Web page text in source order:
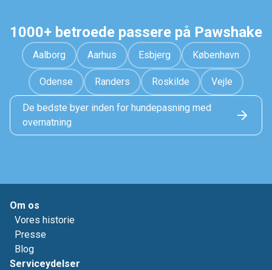
1000+ betroede passere på Pawshake
Aalborg Aarhus Esbjerg København
Odense Randers Roskilde Vejle
De bedste byer inden for hundepasning med
overnatning
Om os
Vores historie
Presse
Blog
Serviceydelser